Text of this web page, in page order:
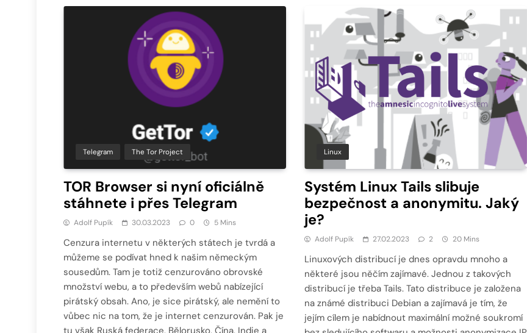
Telegram The Tor Project
TOR Browser si nyní oficiálně
stáhnete i přes Telegram
Adolf Pupík 30.03.2023 0 5 Mins
Cenzura internetu v některých státech je tvrdá a
můžeme se podívat hned k našim německým
sousedům. Tam je totiž cenzurováno obrovské
množství webu, a to především webů nabízející
pirátský obsah. Ano, je sice pirátský, ale nemění to
vůbec nic na tom, že je internet cenzurován. Pak je
tu však Ruská federace, Bělorusko, Čína, Indie a
Linux
Systém Linux Tails slibuje
bezpečnost a anonymitu. Jaký
je?
Adolf Pupík 27.02.2023 2 20 Mins
Linuxových distribucí je dnes opravdu mnoho a
některé jsou něčím zajímavé. Jednou z takových
distribucí je třeba Tails. Tato distribuce je založena
na známé distribuci Debian a zajímavá je tím, že
jejím cílem je nabídnout maximální možné soukromí